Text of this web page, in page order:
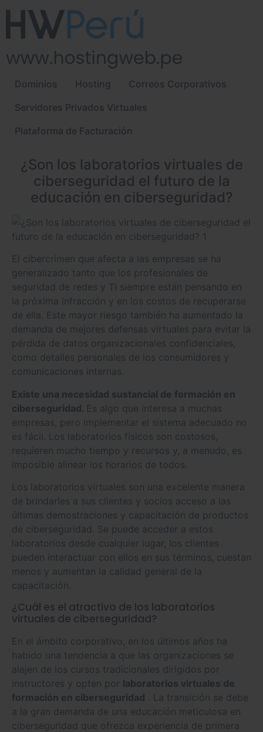
Dominios Hosting
Correos Corporativos
Servidores Privados Virtuales
Plataforma de Facturación
¿Son los laboratorios virtuales de
ciberseguridad el futuro de la
educación en ciberseguridad?
El cibercrimen que afecta a las empresas se ha
generalizado tanto que los profesionales de
seguridad de redes y TI siempre están pensando en
la próxima infracción y en los costos de recuperarse
de ella. Este mayor riesgo también ha aumentado la
demanda de mejores defensas virtuales para evitar la
pérdida de datos organizacionales confidenciales,
como detalles personales de los consumidores y
comunicaciones internas.
Existe una necesidad sustancial de formación en
ciberseguridad. Es algo que interesa a muchas
empresas, pero implementar el sistema adecuado no
es fácil. Los laboratorios físicos son costosos,
requieren mucho tiempo y recursos y, a menudo, es
imposible alinear los horarios de todos.
Los laboratorios virtuales son una excelente manera
de brindarles a sus clientes y socios acceso a las
últimas demostraciones y capacitación de productos
de ciberseguridad. Se puede acceder a estos
laboratorios desde cualquier lugar, los clientes
pueden interactuar con ellos en sus términos, cuestan
menos y aumentan la calidad general de la
capacitación.
¿Cuál es el atractivo de los laboratorios
virtuales de ciberseguridad?
En el ámbito corporativo, en los últimos años ha
habido una tendencia a que las organizaciones se
alejen de los cursos tradicionales dirigidos por
instructores y opten por laboratorios virtuales de
formación en ciberseguridad . La transición se debe
a la gran demanda de una educación meticulosa en
ciberseguridad que ofrezca experiencia de primera